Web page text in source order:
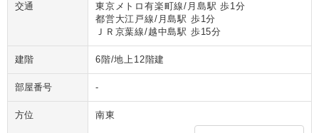
交通
東京メトロ有楽町線/月島駅 歩1分
都営大江戸線/月島駅 歩1分
ＪＲ京葉線/越中島駅 歩15分
建階 6階/地上12階建
部屋番号 -
方位 南東